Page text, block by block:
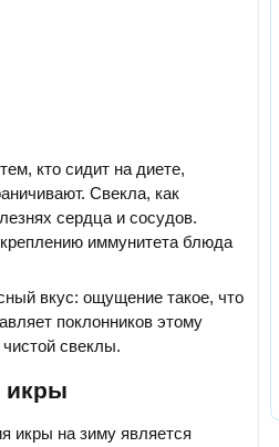
кто сидит на диете,
Свекла, как
сердца и сосудов.
иммунитета блюда
вкус: ощущение такое, что
поклонников этому
свеклы.
икры
икры на зиму является